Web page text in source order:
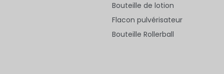
Bouteille de lotion
Flacon pulvérisateur
Bouteille Rollerball